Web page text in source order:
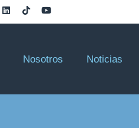
Nosotros Noticias